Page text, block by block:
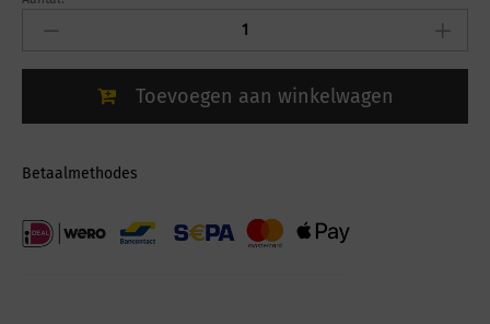
Nebo
400
HPL
G
Toevoegen aan winkelwagen
Betaalmethodes